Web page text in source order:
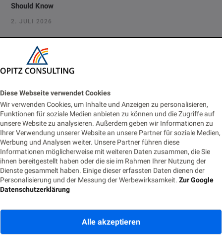
Diese Webseite verwendet Cookies
Wir verwenden Cookies, um Inhalte und Anzeigen zu personalisieren,
Funktionen für soziale Medien anbieten zu können und die Zugriffe auf
unsere Website zu analysieren. Außerdem geben wir Informationen zu
Ihrer Verwendung unserer Website an unsere Partner für soziale Medien,
Werbung und Analysen weiter. Unsere Partner führen diese
Informationen möglicherweise mit weiteren Daten zusammen, die Sie
ihnen bereitgestellt haben oder die sie im Rahmen Ihrer Nutzung der
Dienste gesammelt haben. Einige dieser erfassten Daten dienen der
Personalisierung und der Messung der Werbewirksamkeit. Zur Google
Datenschutzerklärung
Alle akzeptieren
Should Know
2. JULI 2026
Vom Monitoring zur Fachanwendung: Prometheus-Alerts für
Business-Prozesse nutzbar machen
22. JUNI 2026
Eventbasierte Synchronisation zwischen Monolith und
Cloud-Modul
18. JUNI 2026
Die Nachtwache: Rufbereitschaft für IT-Profis
9. JUNI 2026
Tags
Agile